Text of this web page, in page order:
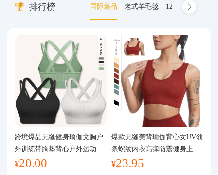
集运服务
最新公告
物流资讯
代购问答
关于我们
排行榜 国际爆品 老式羊毛毯 12.00-20 truck
跨境爆品无缝健身瑜伽文胸户
外训练带胸垫背心户外运动瑜
伽服女
¥20.00
爆款无缝美背瑜伽背心女UV领
条螺纹内衣高弹防震健身上装
运动文胸
¥23.95